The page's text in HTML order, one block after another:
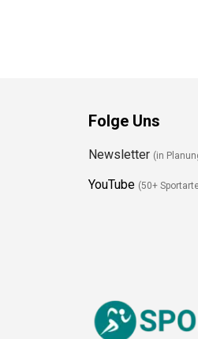
Folge Uns
Newsletter(in Planung)
YouTube (50+ Sportarten)